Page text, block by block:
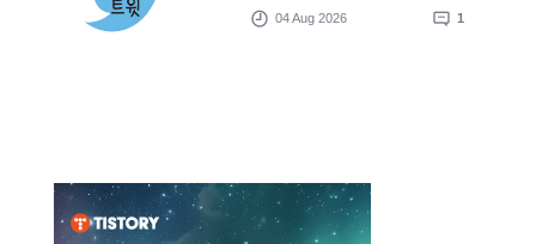
04 Aug 2026 1